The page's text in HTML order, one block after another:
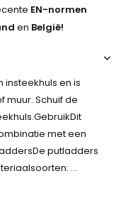
EN-normen
en België!
en is
muur. Schuif de
met een
putladders
...